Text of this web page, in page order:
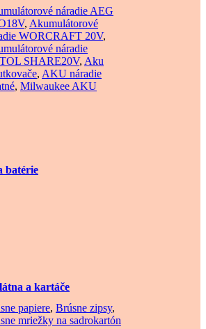
náradie AEG
, Akumulátorové
WORCRAFT 20V,
náradie
SHARE20V, Aku
, AKU náradie
, Milwaukee AKU
batérie
a kartáče
papiere, Brúsne zipsy,
mriežky na sadrokartón